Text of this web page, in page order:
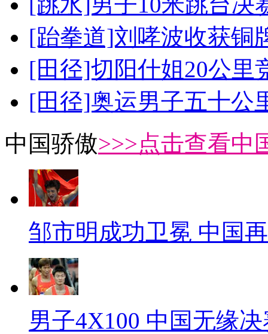
[跆拳道]刘哮波收获铜
[田径]切阳什姐20公里
[田径]奥运男子五十公
中国骄傲>>>点击查看中
邹市明成功卫冕 中国
男子4X100 中国无缘